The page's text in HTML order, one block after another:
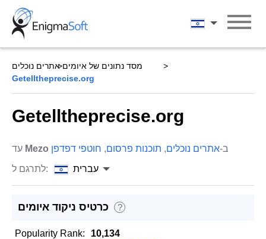
Skip
content
עברית
מסד נתונים של איומים אתרים נוכלים
Getelltheprecise.org
Getelltheprecise.org
Mezo ב-אתרים נוכלים, תוכנות פרסום, חוטפי דפדפן
לתרגם ל:
עברית
כרטיס ניקוד איומים ?
Popularity Rank:
10,134